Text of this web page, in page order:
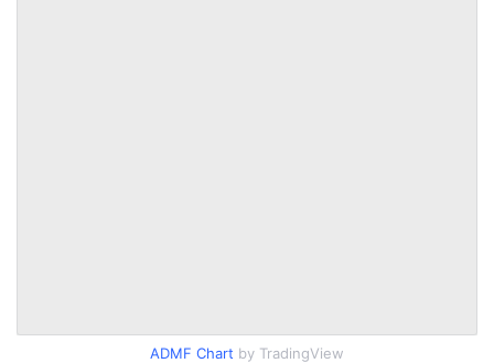
ADMF Chart by TradingView